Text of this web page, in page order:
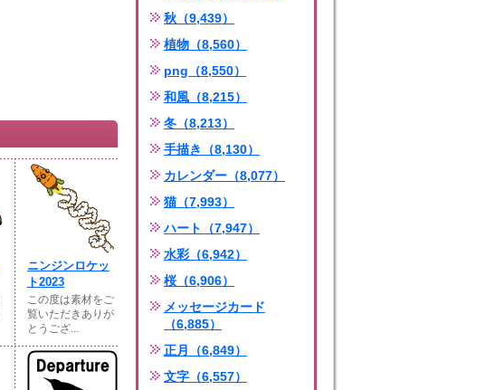
ニンジンロケッ
ト2023
この度は素材をご
覧いただきありが
とうござ...
秋（9,439）
植物（8,560）
png（8,550）
和風（8,215）
冬（8,213）
手描き（8,130）
カレンダー（8,077）
猫（7,993）
ハート（7,947）
水彩（6,942）
桜（6,906）
メッセージカード
（6,885）
正月（6,849）
文字（6,557）